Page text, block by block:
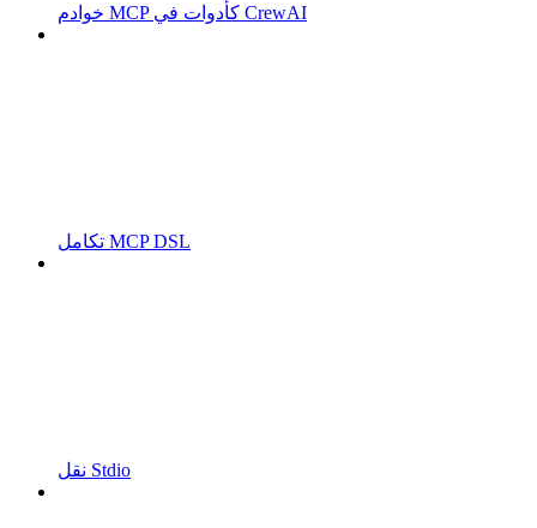
خوادم MCP كأدوات في CrewAI
تكامل MCP DSL
نقل Stdio